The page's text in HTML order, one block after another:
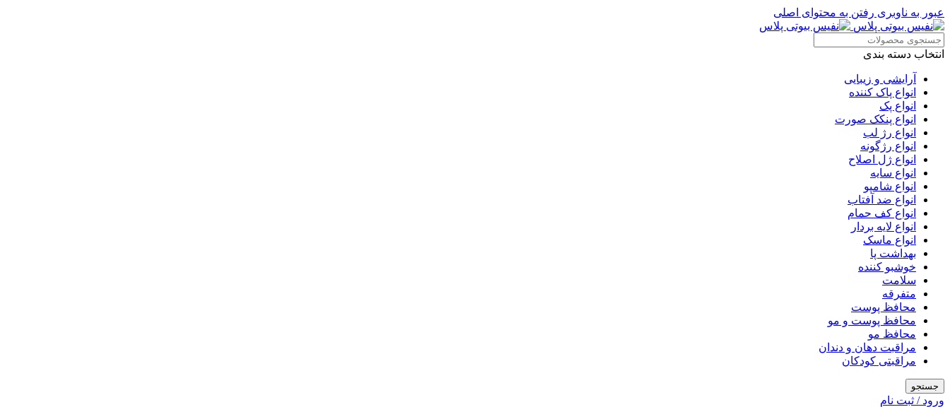
عبور به ناوبری رفتن به محتوای اصلی
انتخاب دسته بندی
آرایشی و زیبایی
انواع پاک کننده
انواع پک
انواع پنکک صورت
انواع رژ لب
انواع رژگونه
انواع ژل اصلاح
انواع سایه
انواع شامپو
انواع ضد آفتاب
انواع کف حمام
انواع لایه بردار
انواع ماسک
بهداشت پا
خوشبو کننده
سلامت
متفرقه
محافظ پوست
محافظ پوست و مو
محافظ مو
مراقبت دهان و دندان
مراقبتی کودکان
جستجو
ورود / ثبت نام